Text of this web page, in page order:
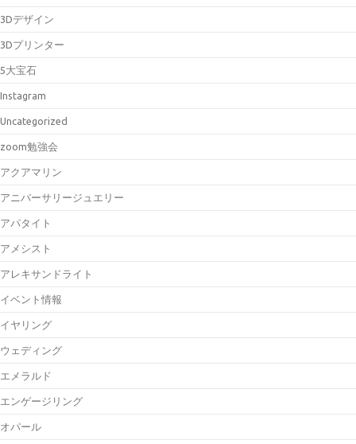
3Dデザイン
3Dプリンター
5大宝石
Instagram
Uncategorized
zoom勉強会
アクアマリン
アニバーサリージュエリー
アパタイト
アメシスト
アレキサンドライト
イベント情報
イヤリング
ウェディング
エメラルド
エンゲージリング
オパール